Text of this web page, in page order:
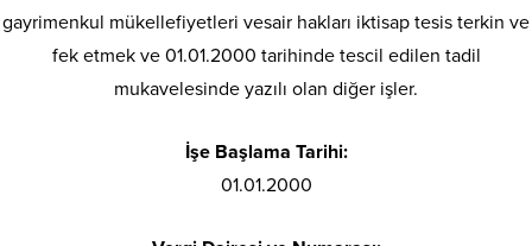
gayrimenkul mükellefiyetleri vesair hakları iktisap tesis terkin ve
fek etmek ve 01.01.2000 tarihinde tescil edilen tadil
mukavelesinde yazılı olan diğer işler.
İşe Başlama Tarihi:
01.01.2000